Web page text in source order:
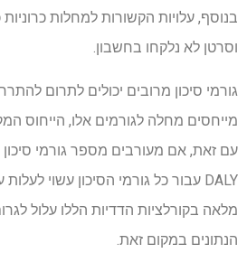
בנוסף, עלויות הקשורות למחלות
וסרטן לא נלקחו בחשבון.
גורמי סיכון מרובים יכולים לתרום
עם זאת, אם מעורבים מספר גורמי
מלאה בקורלציות הדדיות הללו עלול
הנתונים במקום זאת.